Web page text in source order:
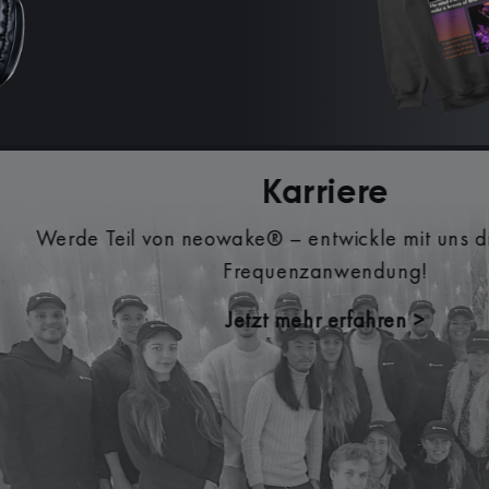
neowake® Partner und verdiene attraktive
Empfehlungen unserer Produkte. Inkl. persönlicher
und erprobten Marketingmaterialien.
Jetzt als Partner registrieren >